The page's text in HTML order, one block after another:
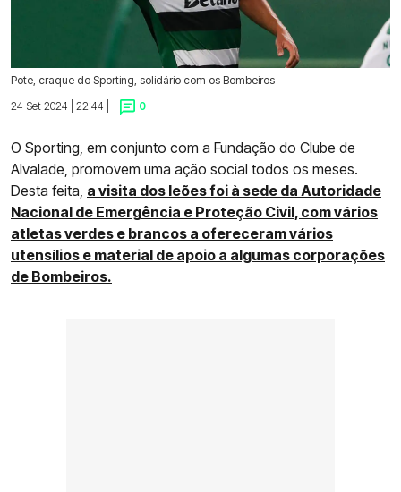
Pote, craque do Sporting, solidário com os Bombeiros
24 Set 2024 | 22:44 |
0
O Sporting, em conjunto com a Fundação do Clube de
Alvalade, promovem uma ação social todos os meses.
Desta feita, a visita dos leões foi à sede da Autoridade
Nacional de Emergência e Proteção Civil, com vários
atletas verdes e brancos a ofereceram vários
utensílios e material de apoio a algumas corporações
de Bombeiros.